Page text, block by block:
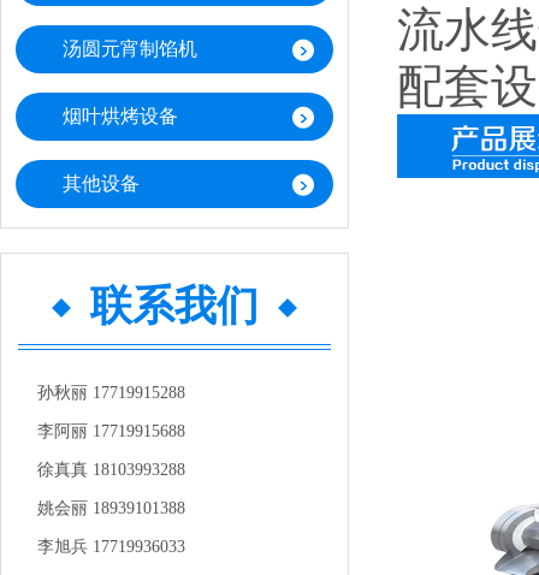
汤圆元宵制馅机
烟叶烘烤设备
其他设备
联系我们
孙秋丽 17719915288
李阿丽 17719915688
徐真真 18103993288
姚会丽 18939101388
李旭兵 17719936033
流水
配套